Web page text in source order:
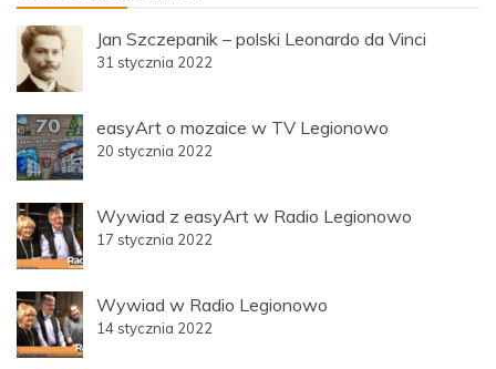
Jan Szczepanik – polski Leonardo da Vinci
31 stycznia 2022
easyArt o mozaice w TV Legionowo
20 stycznia 2022
Wywiad z easyArt w Radio Legionowo
17 stycznia 2022
Wywiad w Radio Legionowo
14 stycznia 2022